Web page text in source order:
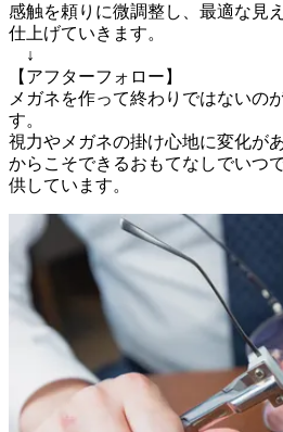
感触を頼りに微調整し、最適な見
仕上げていきます。
↓
【アフターフォロー】
メガネを作って終わりではないの
す。
視力やメガネの掛け心地に変化が
からこそできるおもてなしでいつ
供しています。